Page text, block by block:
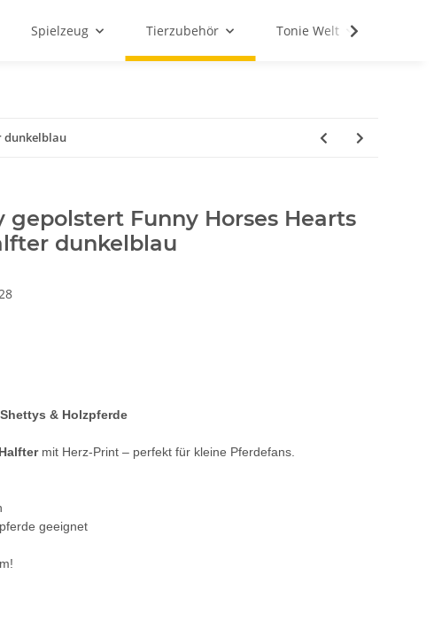
Spielzeug Tierzubehör Tonie Welt
dunkelblau
gepolstert Funny Horses Hearts
dunkelblau
& Holzpferde
mit Herz-Print – perfekt für kleine Pferdefans.
geeignet